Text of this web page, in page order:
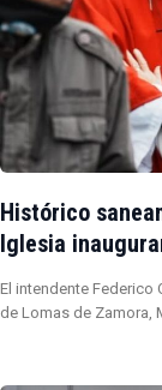
Histórico
Iglesia
El intendente Federico
de Lomas de Zamora,